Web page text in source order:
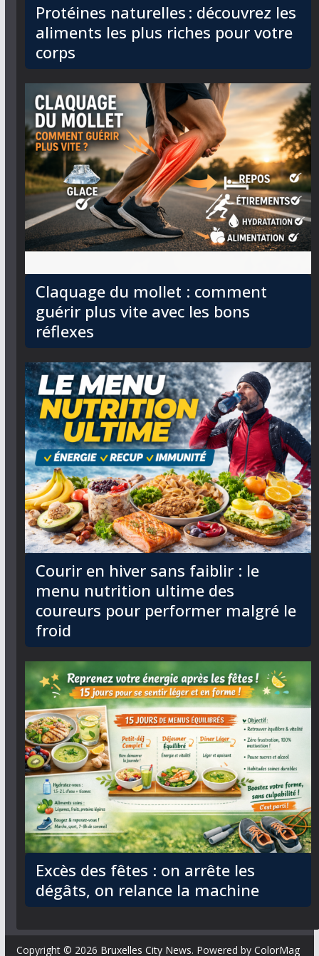
Protéines naturelles : découvrez les
aliments les plus riches pour votre
corps
Claquage du mollet : comment
guérir plus vite avec les bons
réflexes
Courir en hiver sans faiblir : le
menu nutrition ultime des
coureurs pour performer malgré le
froid
Excès des fêtes : on arrête les
dégâts, on relance la machine
Copyright © 2026 Bruxelles City News. Powered by ColorMag